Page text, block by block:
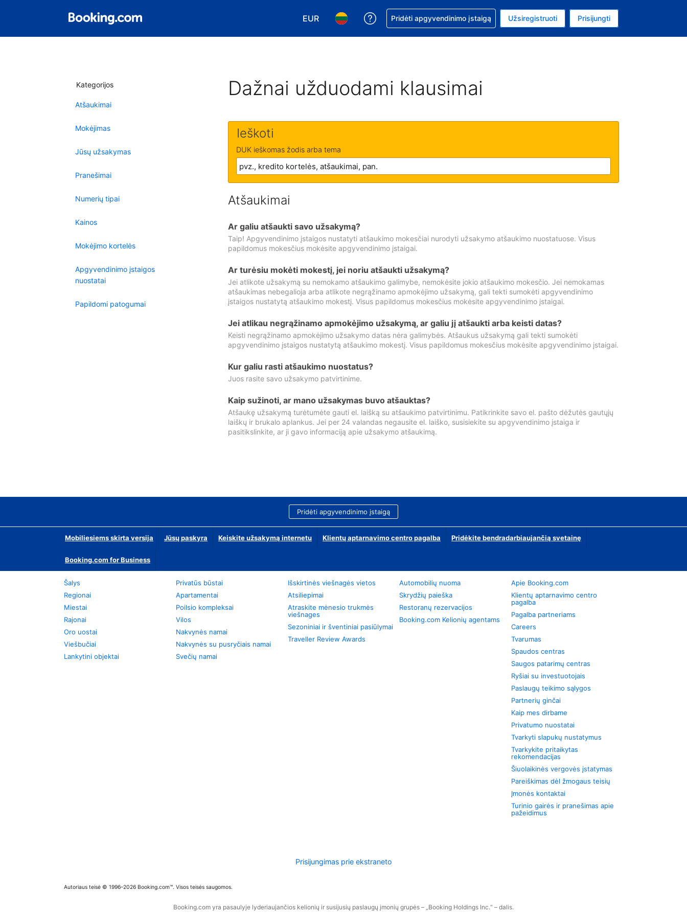
EUR
Pasirinkite valiutą. Jūsų pasirinkta valiuta: Euras
Pasirinkite kalbą. Jūsų pasirinkta kalba: Lietuvių
Pagalba dėl užsakymo
Pridėti apgyvendinimo įstaigą Užsiregistruoti Prisijungti
Kategorijos
Atšaukimai
Mokėjimas
Jūsų užsakymas
Pranešimai
Numerių tipai
Kainos
Mokėjimo kortelės
Apgyvendinimo įstaigos
nuostatai
Papildomi patogumai
Dažnai užduodami klausimai
Ieškoti
DUK ieškomas žodis arba tema
Atšaukimai
Ar galiu atšaukti savo užsakymą?
Taip! Apgyvendinimo įstaigos nustatyti atšaukimo mokesčiai nurodyti užsakymo atšaukimo nuostatuose. Visus
papildomus mokesčius mokėsite apgyvendinimo įstaigai.
Ar turėsiu mokėti mokestį, jei noriu atšaukti užsakymą?
Jei atlikote užsakymą su nemokamo atšaukimo galimybe, nemokėsite jokio atšaukimo mokesčio. Jei nemokamas
atšaukimas nebegalioja arba atlikote negrąžinamo apmokėjimo užsakymą, gali tekti sumokėti apgyvendinimo
įstaigos nustatytą atšaukimo mokestį. Visus papildomus mokesčius mokėsite apgyvendinimo įstaigai.
Jei atlikau negrąžinamo apmokėjimo užsakymą, ar galiu jį atšaukti arba keisti datas?
Keisti negrąžinamo apmokėjimo užsakymo datas nėra galimybės. Atšaukus užsakymą gali tekti sumokėti
apgyvendinimo įstaigos nustatytą atšaukimo mokestį. Visus papildomus mokesčius mokėsite apgyvendinimo įstaigai.
Kur galiu rasti atšaukimo nuostatus?
Juos rasite savo užsakymo patvirtinime.
Kaip sužinoti, ar mano užsakymas buvo atšauktas?
Atšaukę užsakymą turėtumėte gauti el. laišką su atšaukimo patvirtinimu. Patikrinkite savo el. pašto dėžutės gautųjų
laiškų ir brukalo aplankus. Jei per 24 valandas negausite el. laiško, susisiekite su apgyvendinimo įstaiga ir
pasitikslinkite, ar ji gavo informaciją apie užsakymo atšaukimą.
Pridėti apgyvendinimo įstaigą
Mobiliesiems skirta versija Jūsų paskyra Keiskite užsakymą internetu Klientų aptarnavimo centro pagalba Pridėkite bendradarbiaujančią svetainę
Booking.com for Business
Šalys
Regionai
Miestai
Rajonai
Oro uostai
Viešbučiai
Lankytini objektai
Privatūs būstai
Apartamentai
Poilsio kompleksai
Vilos
Nakvynės namai
Nakvynės su pusryčiais namai
Svečių namai
Išskirtinės viešnagės vietos
Atsiliepimai
Atraskite mėnesio trukmės
viešnages
Sezoniniai ir šventiniai pasiūlymai
Traveller Review Awards
Automobilių nuoma
Skrydžių paieška
Restoranų rezervacijos
Booking.com Kelionių agentams
Apie Booking.com
Klientų aptarnavimo centro
pagalba
Pagalba partneriams
Careers
Tvarumas
Spaudos centras
Saugos patarimų centras
Ryšiai su investuotojais
Paslaugų teikimo sąlygos
Partnerių ginčai
Kaip mes dirbame
Privatumo nuostatai
Tvarkyti slapukų nustatymus
Tvarkykite pritaikytas
rekomendacijas
Šiuolaikinės vergovės įstatymas
Pareiškimas dėl žmogaus teisių
Įmonės kontaktai
Turinio gairės ir pranešimas apie
pažeidimus
Prisijungimas prie ekstraneto
Autoriaus teisė © 1996–2026 Booking.com™. Visos teisės saugomos.
Booking.com yra pasaulyje lyderiaujančios kelionių ir susijusių paslaugų įmonių grupės – „Booking Holdings Inc.“ – dalis.